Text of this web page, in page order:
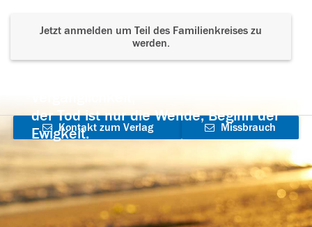
Jetzt anmelden um Teil des Familienkreises zu
werden.
der Tod ist nur die Wende, Beginn der
Ewigkeit.
Kontakt zum Verlag
aufnehmen
Missbrauch